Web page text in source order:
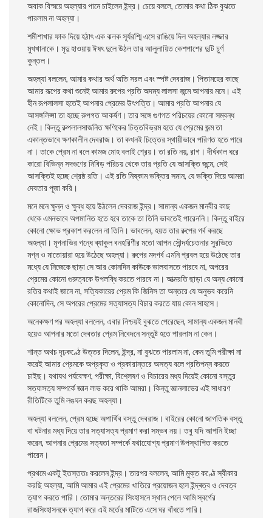
অবাক বিস্ময়ে অহল্যার পানে চাইলেন ইন্দ্র। চেয়ে বললে, তােমার কথা ঠিক বুঝতে
পারলাম না অহল্যা।
শমীশাখার ফাক দিয়ে হঠাৎ এক ঝলক সূর্যরশ্মি এসে রাঙিয়ে দিল অহল্যার লজ্জার
মুখখানাকে। মৃদু হাওয়ায় ঈষৎ দুলে উঠল তার আলুলায়িত কেশপাশের দুটি চুর্ণ
কুন্তল।
অহল্যা বললেন, আমার কথার অর্থ অতি সরল এবং স্পষ্ট দেবরাজ। পিতামহের কাছে
আমার রূপের কথা শুনেই আমার রুপের প্রতি অদম্য লালসা জন্মে আপনার মনে। এই
হীন রূপলালসা হতেই আপনার প্রেমের উৎপত্তি। আমার প্রতি আপনার যে
আসঙ্গলিপ্সা তা হচ্ছে রুপগত আকর্ষণ। তার সঙ্গে গুণগত পরিচয়ের কোনাে সম্বন্ধ
নেই। কিন্তু রুপলালসাজনিত ক্ষণিকের চিত্তবিভ্রম হতে যে প্রেমের জন্ম তা
একান্তভাবে ক্ষণকালীন দেবরাজ। তা কখনই চিত্তের স্থায়ীভাবে পরিণত হতে পারে
না। তাকে প্রেম না বলে কামজ মােহ বলাই শ্রেয়। তা রতি নয়, রাগ। দীর্ঘকাল ধরে
কারাে বিভিন্ন সদগুণের নিবিড় পরিচয় থেকে তার প্রতি যে আসক্তি জন্মে, সেই
আসক্তিই হচ্ছে শ্রেষ্ঠ রতি। এই রতি নিষ্কাম ভক্তির সমান, যে ভক্তি দিয়ে আমরা
দেবতার পূজা করি।
মনে মনে ক্ষুন্ন ও ক্ষুব্ধ হয়ে উঠলেন দেবরাজ ইন্দ্র। সামান্য একজন মানবীর কাছ
থেকে এমনভাবে অপমানিত হতে হবে তাকে তা তিনি ভাবতেই পারেননি। কিন্তু বাইরে
কোনাে ক্ষোভ প্রকাশ করলেন না তিনি। ভাবলেন, হয়ত তার রুপের গর্ব করছে
অহল্যা। মৃগনাভির গন্ধে ব্যাকুল বনহরিণীর মতাে আপন সৌন্দর্যচেতনার সুরভিতে
মগ্ন ও মাতােয়ারা হয়ে উঠেছে অহল্যা। রুপের মদগর্ব এমনি প্রবল হয়ে উঠেছে তার
মধ্যে যে নিজেকে ছাড়া সে আর কোনদিন কাউকে ভালবাসতে পারবে না, অপরের
প্রেমের কোনাে গুরুত্বকে উপলব্ধি করতে পারবে না। আত্মরতি ছাড়া যে অন্য কোনাে
রতির কথাই জানে না, সত্যিকারের প্রেম কি জিনিস তা অন্তরে যে অনুভব করেনি
কোনােদিন, সে অপরের প্রেমের সত্যাসত্য বিচার করতে যায় কোন সাহসে।
অনেকক্ষণ পর অহল্যা বললেন, এবার নিশ্চয়ই বুঝতে পেরেছেন, সামান্য একজন মানবী
হয়েও আপনার মতাে দেবতার প্রেম নিবেদনে সন্তুষ্ট হতে পারলাম না কেন।
শান্ত অথচ দৃঢ়কণ্ঠে উত্তর দিলেন, ইন্দ্র, না বুঝতে পারলাম না, কেন তুমি পরীক্ষা না
করেই আমার প্রেমকে অপ্রকৃত ও প্রকারান্তরে অসত্য বলে প্রতিপন্ন করতে
চাইছ। যথাযথ পর্যবেক্ষণ, পরীক্ষা, বিশ্লেষণ ও বিচারের মধ্য দিয়েই কোনাে বস্তুর
সত্যাসত্য সম্পর্কে জ্ঞান লাভ করে থাকি আমরা। কিন্তু জ্ঞানলাভের এই সাধারণ
রীতিটিকে তুমি লঙঘন করছ অহল্যা।
অহল্যা বললেন, প্রেম হচ্ছে অপার্থিব বস্তু দেবরাজ। বাইরের কোনাে জাগতিক বস্তু
বা ঘটনার মধ্য দিয়ে তার সত্যাসত্য প্রমাণ করা সম্ভব নয়। তবু যদি আপনি ইচ্ছা
করেন, আপনার প্রেমের সত্যতা সম্পর্কে যথাযোেগ্য প্রমাণ উপস্থাপিত করতে
পারেন।
প্রথমে একটু ইতস্ততঃ করলেন ইন্দ্র। তারপর বললেন, আমি মুক্ত কণ্ঠে স্বীকার
করছি অহল্যা, আমি আমার এই প্রেমের খাতিরে প্রয়ােজন হলে ইন্দ্ৰত্ব ও দেবত্ব
ত্যাগ করতে পারি। তােমার অন্তরের সিংহাসনে স্থান পেলে আমি স্বর্গের
রাজসিংহাসনকে ত্যাগ করে এই মর্তের মাটিতে এসে ঘর বাঁধতে পারি।